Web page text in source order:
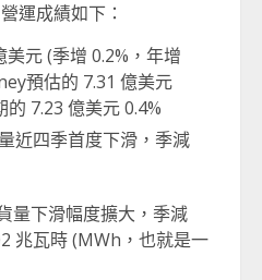
運成績如下：
元 (季增 0.2%，年增
預估的 7.31 億美元
7.23 億美元 0.4%
近四季首度下滑，季減
量下滑幅度擴大，季減
兆瓦時 (MWh，也就是一